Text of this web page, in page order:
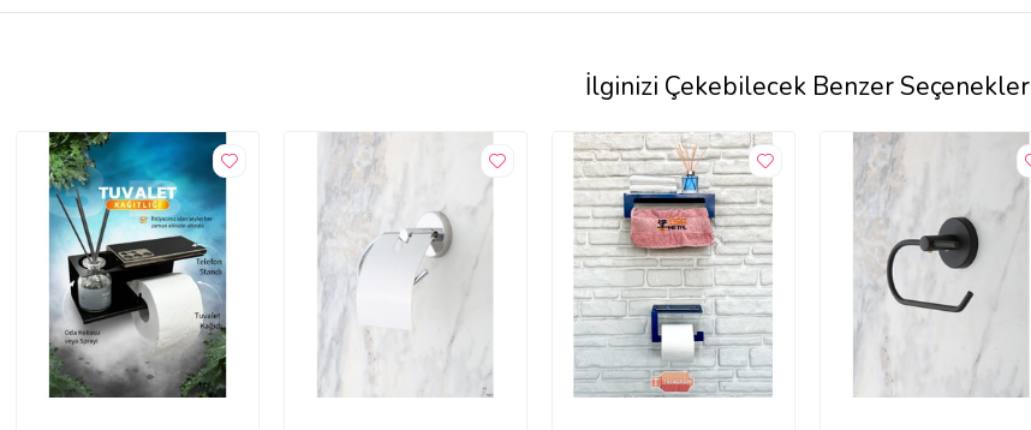
İlginizi Çekebilecek Benzer Seçenekler